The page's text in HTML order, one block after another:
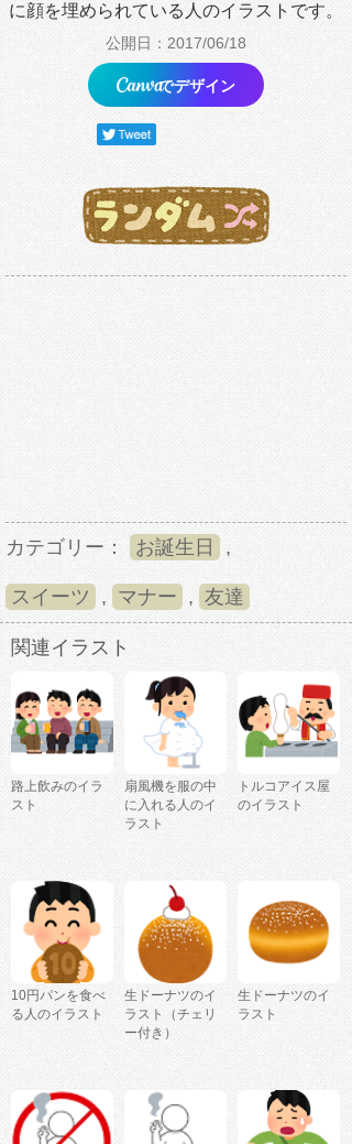
に顔を埋められている人のイラストです。
公開日：2017/06/18
でデザイン
カテゴリー： お誕生日 ,
スイーツ , マナー , 友達
関連イラスト
路上飲みのイラ
スト
扇風機を服の中
に入れる人のイ
ラスト
トルコアイス屋
のイラスト
10円パンを食べ
る人のイラスト
生ドーナツのイ
ラスト（チェリ
ー付き）
生ドーナツのイ
ラスト